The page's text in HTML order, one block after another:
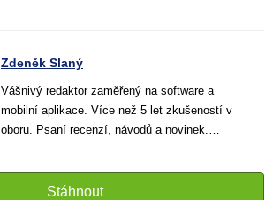
Zdeněk Slaný
Vášnivý redaktor zaměřený na software a
mobilní aplikace. Více než 5 let zkušeností v
oboru. Psaní recenzí, návodů a novinek.
pomáhají čtenářům lépe porozumět a využít
moderní technologie.
Stáhnout